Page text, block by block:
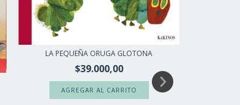
LA PEQUEÑA ORUGA GLOTONA
$39.000,00